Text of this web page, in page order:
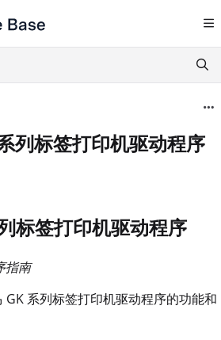
index at:
pages before exploring further.
列标签打印机驱动程序
标签打印机驱动程序
指南
系列标签打印机驱动程序的功能和